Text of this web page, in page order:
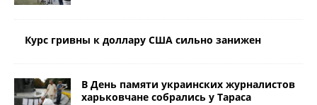
Курс гривны к доллару США сильно занижен
В День памяти украинских журналистов
харьковчане собрались у Тараса